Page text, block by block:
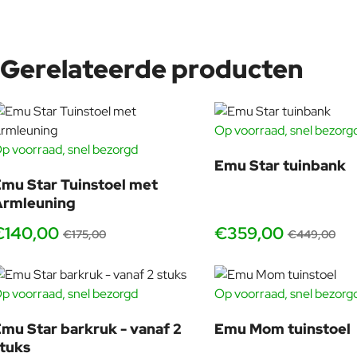
Waarom de Emu Star tuinstoel zo goed scoort
DeEmu Star tuinstoel zonder armleuningenis een van de
comfortabel, licht van uitstraling, sterk genoeg voor
, strandtenten en
Star past bovendien bij bijna alles. Aan een houten tafel
Star zonder armleuningen: wanneer kies je deze
De versie zonder armleuningen is ideaal wanneer je zoveel
mogelijk stoelen aan tafel wilt plaatsen en het geheel luchtig wilt
Gerelateerde producten
voorraad, snel bezorgd
Star Tuinstoel met
€175,00
Op voorraad, snel
Emu Star tuinbank
€359,00 €449,00
2 stuks
voorraad, snel bezorgd
Star barkruk - vanaf 2
Op voorraad, snel
Emu Mom tuinstoel